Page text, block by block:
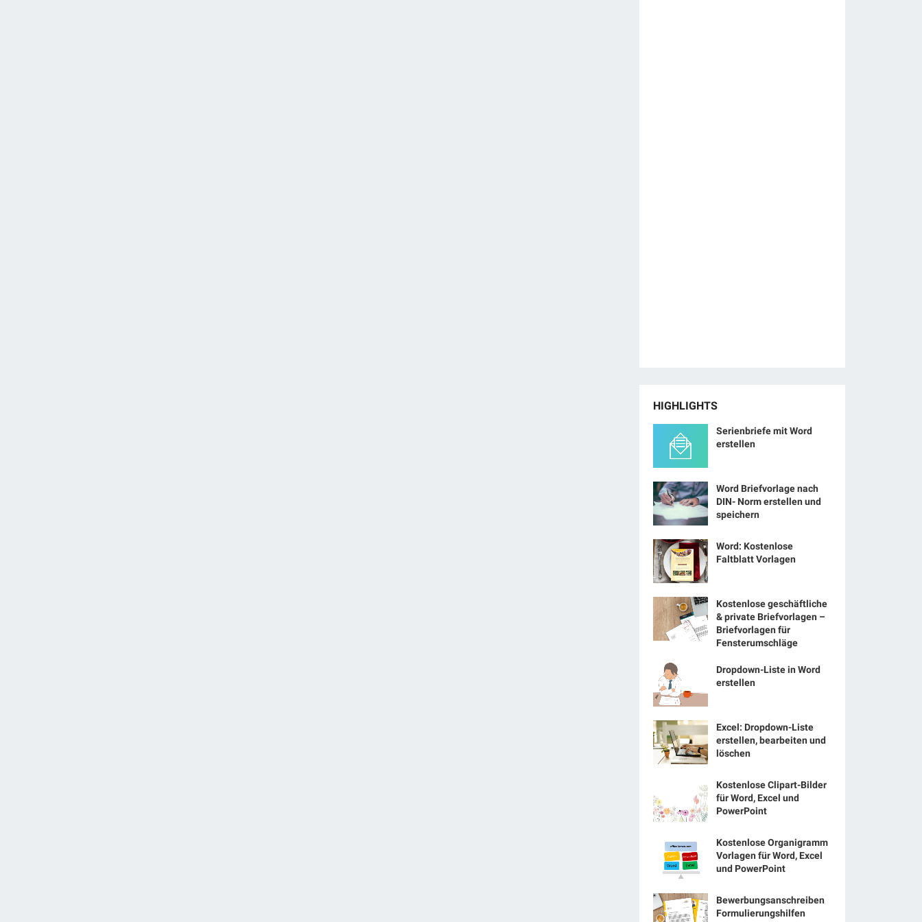
HIGHLIGHTS
Serienbriefe mit Word
erstellen
Word Briefvorlage nach
DIN- Norm erstellen und
speichern
Word: Kostenlose
Faltblatt Vorlagen
Kostenlose geschäftliche
& private Briefvorlagen –
Briefvorlagen für
Fensterumschläge
Dropdown-Liste in Word
erstellen
Excel: Dropdown-Liste
erstellen, bearbeiten und
löschen
Kostenlose Clipart-Bilder
für Word, Excel und
PowerPoint
Kostenlose Organigramm
Vorlagen für Word, Excel
und PowerPoint
Bewerbungsanschreiben
Formulierungshilfen